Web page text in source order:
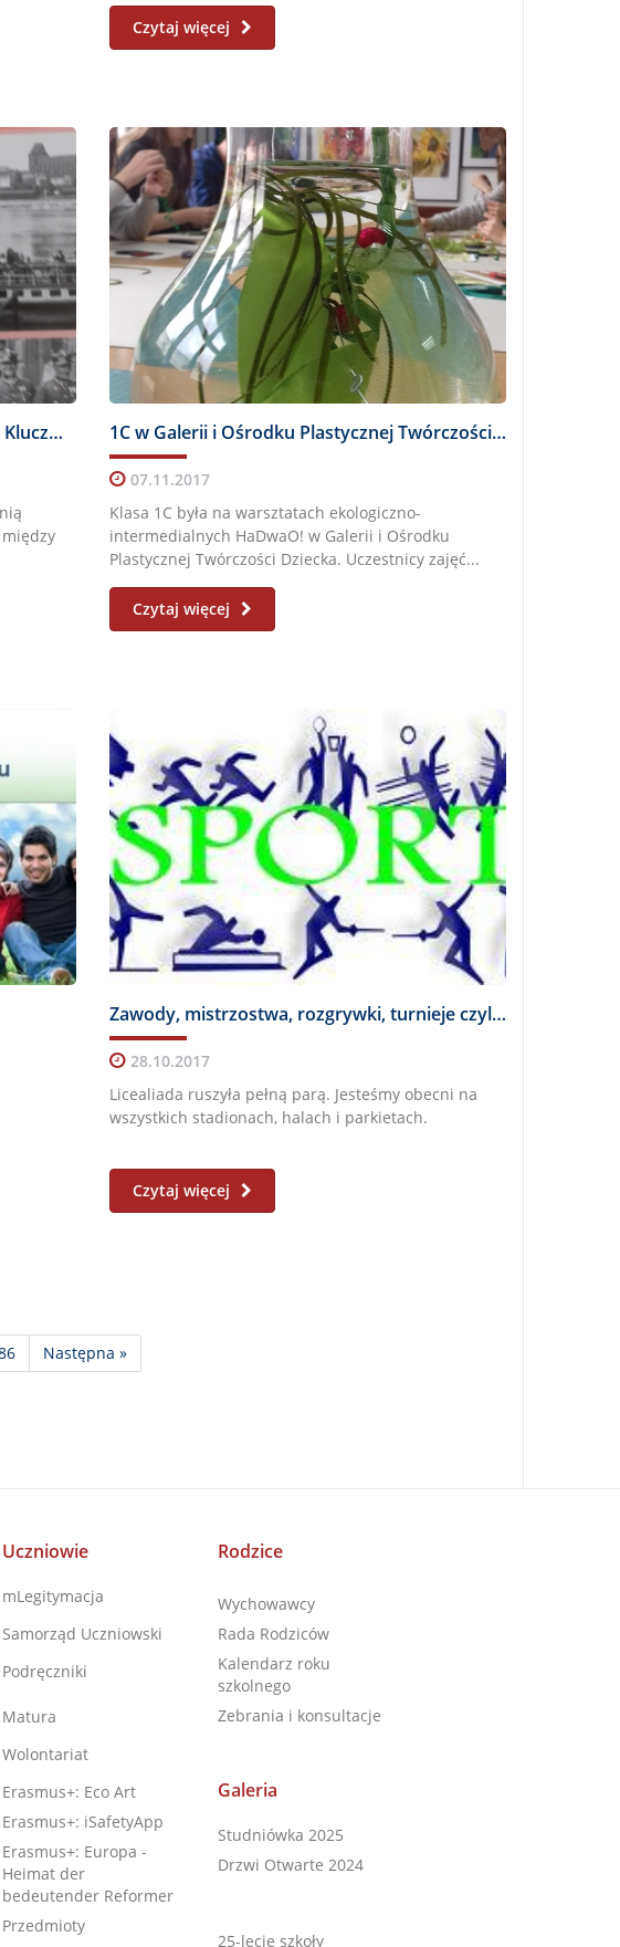
Czytaj więcej
Spotkanie autorskie z panią Katarzyną Kluczwajd 1C w Galerii i Ośrodku Plastycznej Twórczości Dziecka
07.11.2017
Klasa 1C była na warsztatach ekologiczno-
intermedialnych HaDwaO! w Galerii i Ośrodku
Plastycznej Twórczości Dziecka. Uczestnicy zajęć...
Czytaj więcej
Zawody, mistrzostwa, rozgrywki, turnieje czyli Toruńska Licealiada trwa.
28.10.2017
Licealiada ruszyła pełną parą. Jesteśmy obecni na
wszystkich stadionach, halach i parkietach.
Czytaj więcej
Następna »
Uczniowie
mLegitymacja
Samorząd Uczniowski
Podręczniki
Matura
Wolontariat
Erasmus+: Eco Art
Erasmus+: iSafetyApp
Erasmus+: Europa -
Heimat der
bedeutender Reformer
Przedmioty
Rodzice
Wychowawcy
Rada Rodziców
Kalendarz roku
szkolnego
Zebrania i konsultacje
Galeria
Studniówka 2025
Drzwi Otwarte 2024
25-lecie szkoły